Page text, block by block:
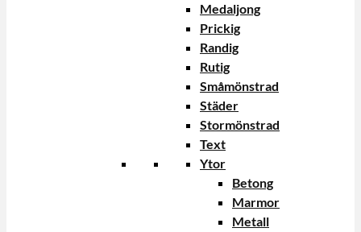
Medaljong
Prickig
Randig
Rutig
Småmönstrad
Städer
Stormönstrad
Text
Ytor
Betong
Marmor
Metall